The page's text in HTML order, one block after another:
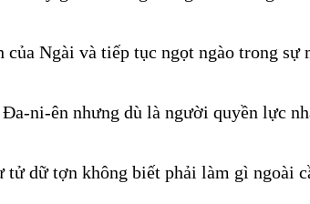
Ngài và tiếp tục ngọt ngào trong sự
ni-ên nhưng dù là người quyền lực
dữ tợn không biết phải làm gì ngoài